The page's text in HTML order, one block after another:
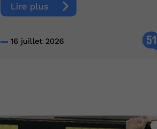
Lire plus
16 juillet 2026 51